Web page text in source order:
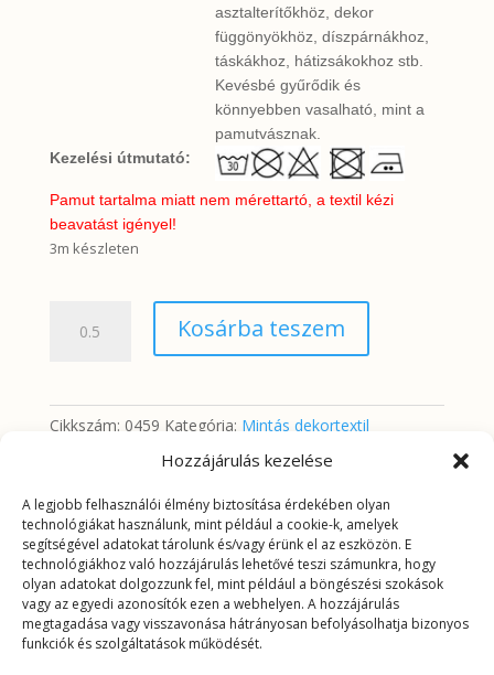
Hozzájárulás kezelése
A legjobb felhasználói élmény biztosítása érdekében olyan
technológiákat használunk, mint például a cookie-k, amelyek
segítségével adatokat tárolunk és/vagy érünk el az eszközön. E
technológiákhoz való hozzájárulás lehetővé teszi számunkra, hogy
olyan adatokat dolgozzunk fel, mint például a böngészési szokások
vagy az egyedi azonosítók ezen a webhelyen. A hozzájárulás
megtagadása vagy visszavonása hátrányosan befolyásolhatja bizonyos
funkciók és szolgáltatások működését.
asztalterítőkhöz, dekor
függönyökhöz, díszpárnákhoz,
táskákhoz, hátizsákokhoz stb.
Kevésbé gyűrődik és
könnyebben vasalható, mint a
pamutvásznak.
Kezelési útmutató:
Pamut tartalma miatt nem mérettartó, a textil kézi
beavatást igényel!
3m készleten
indaminta
Kosárba teszem
Cikkszám: 0459 Kategória: Mintás dekortextil
További információk
További információk
Tömeg 0,2625 kg